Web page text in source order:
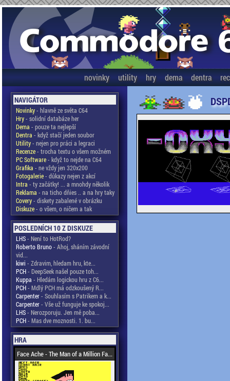
novinky utility hry dema dentra
NAVIGÁTOR
Novinky- hlavně ze světa C64
Hry- solidní databáze her
Dema - pouze ta nejlepší
Dentra - když stačí jeden soubor
Utility- nejen pro práci a legraci
Recenze- trocha textu o všem možném
PC Software- když to nejde na C64
Grafika - ne vždy jen 320x200
Fotogalerie- důkazy nejen z akcí
Intra - ty začátky! ... a mnohdy několik
Reklama - na ticho dňies .. a na hry taky
Covery- diskety zabalené v obrázku
Diskuze- o všem, o ničem a tak
POSLEDNÍCH 10 Z DISKUZE
LHS- Není to HotRod?
Roberto Bruno- Ahoj, sháním závodní
vid...
kiwi - Zdravim, hledam hru, kte...
PCH- DeepSeek našel pouze toh...
Kuppa - Hledám logickou hru z C6...
PCH- Mdlý PCH má odzkoušený R...
Carpenter- Souhlasím s Patrikem a k...
Carpenter- Vše už funguje ke spokoj...
LHS- Nerozporuju. Jen mě poba...
PCH- Mas dve moznosti. 1. bu...
HRA
Face Ache - The Man of a Million Fa...